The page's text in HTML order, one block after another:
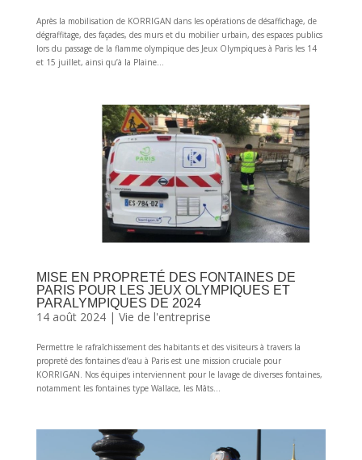
Après la mobilisation de KORRIGAN dans les opérations de désaffichage, de
dégraffitage, des façades, des murs et du mobilier urbain, des espaces publics
lors du passage de la flamme olympique des Jeux Olympiques à Paris les 14
et 15 juillet, ainsi qu’à la Plaine...
MISE EN PROPRETÉ DES FONTAINES DE
PARIS POUR LES JEUX OLYMPIQUES ET
PARALYMPIQUES DE 2024
14 août 2024| Vie de l'entreprise
Permettre le rafraîchissement des habitants et des visiteurs à travers la
propreté des fontaines d’eau à Paris est une mission cruciale pour
KORRIGAN. Nos équipes interviennent pour le lavage de diverses fontaines,
notamment les fontaines type Wallace, les Mâts...